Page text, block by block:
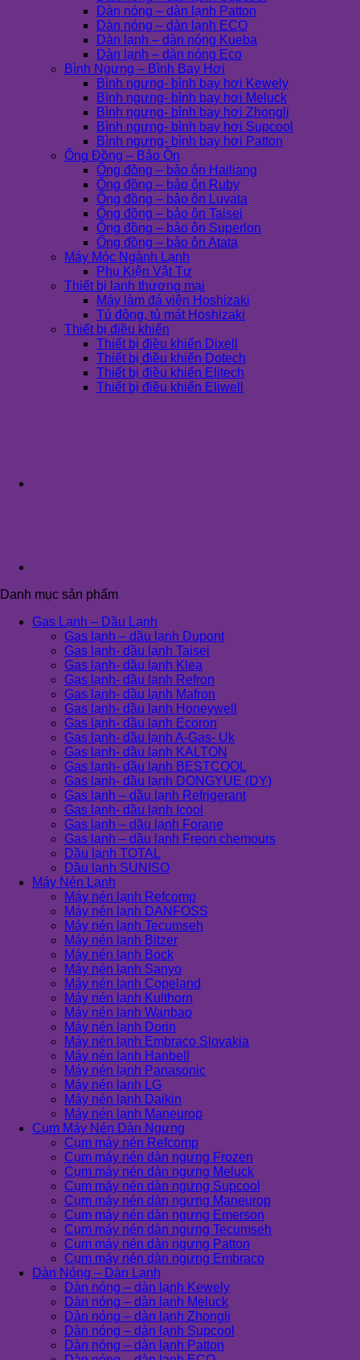
Dàn nóng – dàn lạnh Patton
Dàn nóng – dàn lạnh ECO
Dàn lạnh – dàn nóng Kueba
Dàn lạnh – dàn nóng Eco
Bình Ngưng – Bình Bay Hơi
Bình ngưng- bình bay hơi Kewely
Bình ngưng- bình bay hơi Meluck
Bình ngưng- bình bay hơi Zhongli
Bình ngưng- bình bay hơi Supcool
Bình ngưng- bình bay hơi Patton
Ống Đồng – Bảo Ôn
Ống đồng – bảo ôn Hailiang
Ống đồng – bảo ôn Ruby
Ống đồng – bảo ôn Luvata
Ống đồng – bảo ôn Taisei
Ống đồng – bảo ôn Superlon
Ống đồng – bảo ôn Atata
Máy Móc Ngành Lạnh
Phụ Kiện Vật Tư
Thiết bị lạnh thương mại
Máy làm đá viên Hoshizaki
Tủ đông, tủ mát Hoshizaki
Thiết bị điều khiển
Thiết bị điều khiển Dixell
Thiết bị điều khiển Dotech
Thiết bị điều khiển Elitech
Thiết bị điều khiển Eliwell
Danh mục sản phẩm
Gas Lạnh – Dầu Lạnh
Gas lạnh – dầu lạnh Dupont
Gas lạnh- dầu lạnh Taisei
Gas lạnh- dầu lạnh Klea
Gas lạnh- dầu lạnh Refron
Gas lạnh- dầu lạnh Mafron
Gas lạnh- dầu lạnh Honeywell
Gas lạnh- dầu lạnh Ecoron
Gas lạnh- dầu lạnh A-Gas- Uk
Gas lạnh- dầu lạnh KALTON
Gas lạnh- dầu lạnh BESTCOOL
Gas lạnh- dầu lạnh DONGYUE (DY)
Gas lạnh – dầu lạnh Refrigerant
Gas lạnh- dầu lạnh Icool
Gas lạnh – dầu lạnh Forane
Gas lạnh – dầu lạnh Freon chemours
Dầu lạnh TOTAL
Dầu lạnh SUNISO
Máy Nén Lạnh
Máy nén lạnh Refcomp
Máy nén lạnh DANFOSS
Máy nén lạnh Tecumseh
Máy nén lạnh Bitzer
Máy nén lạnh Bock
Máy nén lạnh Sanyo
Máy nén lạnh Copeland
Máy nén lạnh Kulthorn
Máy nén lạnh Wanbao
Máy nén lạnh Dorin
Máy nén lạnh Embraco Slovakia
Máy nén lạnh Hanbell
Máy nén lạnh Panasonic
Máy nén lạnh LG
Máy nén lạnh Daikin
Máy nén lạnh Maneurop
Cụm Máy Nén Dàn Ngưng
Cụm máy nén Refcomp
Cụm máy nén dàn ngưng Frozen
Cụm máy nén dàn ngưng Meluck
Cụm máy nén dàn ngưng Supcool
Cụm máy nén dàn ngưng Maneurop
Cụm máy nén dàn ngưng Emerson
Cụm máy nén dàn ngưng Tecumseh
Cụm máy nén dàn ngưng Patton
Cụm máy nén dàn ngưng Embraco
Dàn Nóng – Dàn Lạnh
Dàn nóng – dàn lạnh Kewely
Dàn nóng – dàn lạnh Meluck
Dàn nóng – dàn lạnh Zhongli
Dàn nóng – dàn lạnh Supcool
Dàn nóng – dàn lạnh Patton